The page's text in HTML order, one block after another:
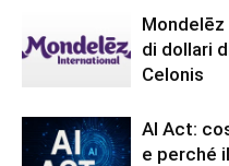
Mondelēz
di dollari
Celonis
AI Act:
e perché